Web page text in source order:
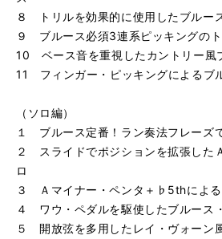
８ トリルを効果的に使用したブルー
９ ブルース必須3連系ピッキングの
10 ベース音を重視したカントリー風
11 フィンガー・ピッキングによるブ
（ソロ編）
１ ブルース定番！ラン奏法フレーズ
２ スライドでポジションを拡張した
ロ
３ Ａマイナー・ペンタ＋♭5thによる
４ ワウ・ペダルを駆使したブルース
５ 開放弦を多用したレイ・ヴォーン